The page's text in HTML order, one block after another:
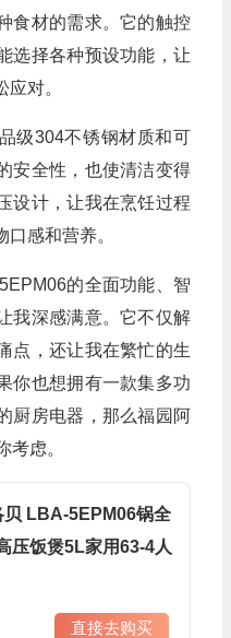
食材的需求。它的触控
选择各种预设功能，让
对。
级304不锈钢材质和可
安全性，也使清洁变得
设计，让我在烹饪过程
感和营养。
的全面功能、智
我深感满意。它不仅解
点，还让我在繁忙的生
你也想拥有一款集多功
厨房电器，那么福园阿
虑。
贝 LBA-5EPM06锅全
压饭煲5L家用63-4人
直接去购买